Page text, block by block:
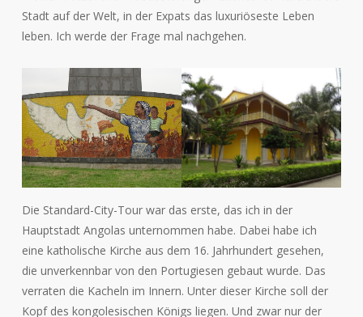
Stadt auf der Welt, in der Expats das luxuriöseste Leben
leben. Ich werde der Frage mal nachgehen.
Die Standard-City-Tour war das erste, das ich in der
Hauptstadt Angolas unternommen habe. Dabei habe ich
eine katholische Kirche aus dem 16. Jahrhundert gesehen,
die unverkennbar von den Portugiesen gebaut wurde. Das
verraten die Kacheln im Innern. Unter dieser Kirche soll der
Kopf des kongolesischen Königs liegen. Und zwar nur der